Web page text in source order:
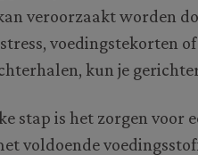
veroorzaakt worden
voedingstekorten
kun je
stap is het zorgen voor
voldoende